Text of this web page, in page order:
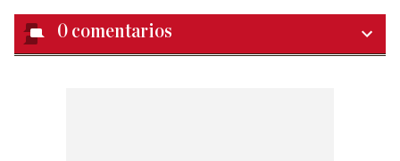
0 comentarios